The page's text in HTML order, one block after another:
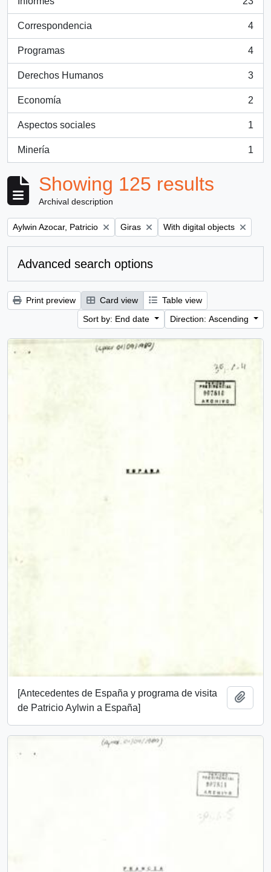
, 23 results
Correspondencia
, 4 results
4
Programas
, 4 results
4
Derechos Humanos
, 3 results
3
Economía
, 2 results
2
Aspectos sociales
, 1 results
1
Minería
, 1 results
1
Showing 125 results
Archival description
Remove filter:
Aylwin Azocar, Patricio Remove filter:
Giras Remove filter:
With digital objects
Advanced search options
Print preview Card view
Table view
Sort by: End date
Direction: Ascending
[Antecedentes de España y programa de visita
de Patricio Aylwin a España]